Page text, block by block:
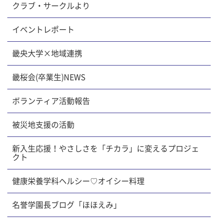
クラブ・サークルより
イベントレポート
畿央大学×地域連携
畿桜会(卒業生)NEWS
ボランティア活動報告
被災地支援の活動
新入生応援！やさしさを「チカラ」に変えるプロジェ
クト
健康栄養学科ヘルシー♡オイシー料理
名誉学園長ブログ「ほほえみ」